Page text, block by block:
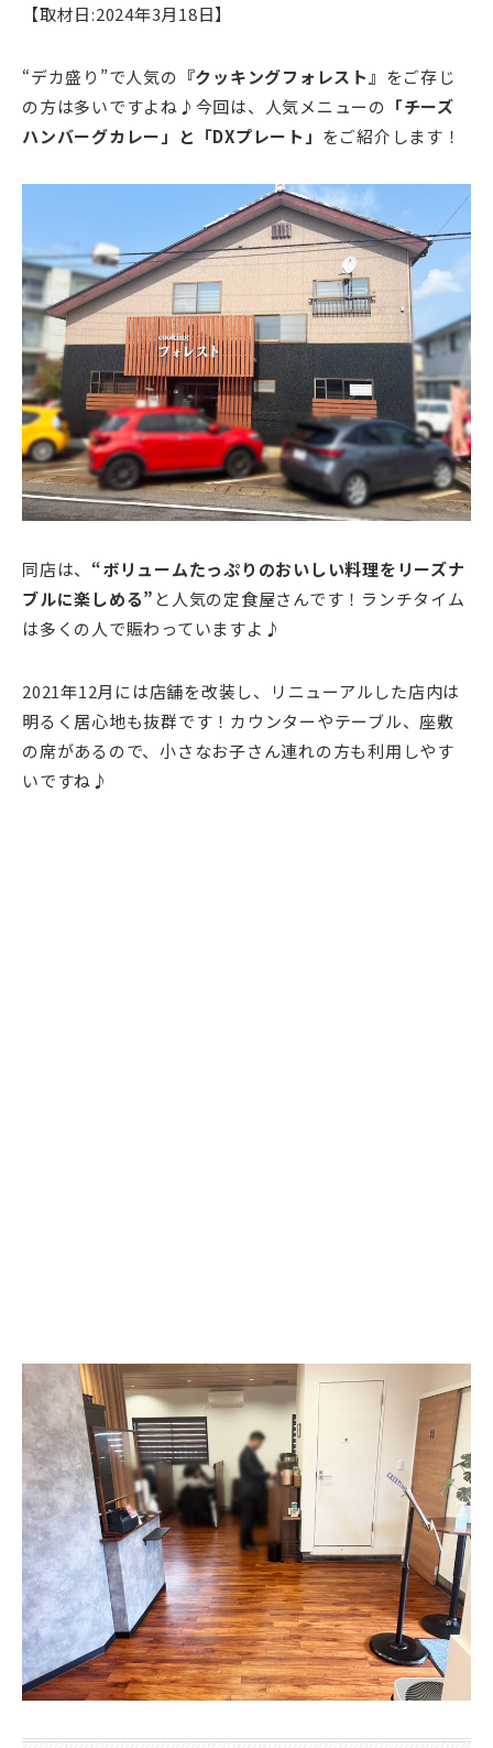
【取材日:2024年3月18日】
“デカ盛り”で人気の 『クッキングフォレスト』 をご存じ
の方は多いですよね♪今回は、人気メニューの 「チーズ
ハンバーグカレー」と「DXプレート」 をご紹介します！
同店は、 “ボリュームたっぷりのおいしい料理をリーズナ
ブルに楽しめる” と人気の定食屋さんです！ランチタイム
は多くの人で賑わっていますよ♪
2021年12月には店舗を改装し、リニューアルした店内は
明るく居心地も抜群です！カウンターやテーブル、座敷
の席があるので、小さなお子さん連れの方も利用しやす
いですね♪